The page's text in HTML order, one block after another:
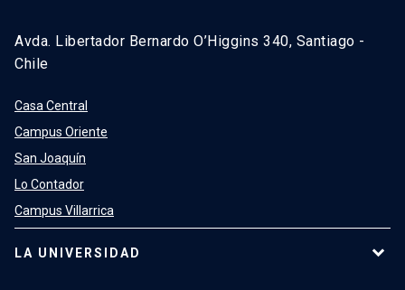
Avda. Libertador Bernardo O’Higgins 340, Santiago -
Chile
Casa Central
Campus Oriente
San Joaquín
Lo Contador
Campus Villarrica
LA UNIVERSIDAD